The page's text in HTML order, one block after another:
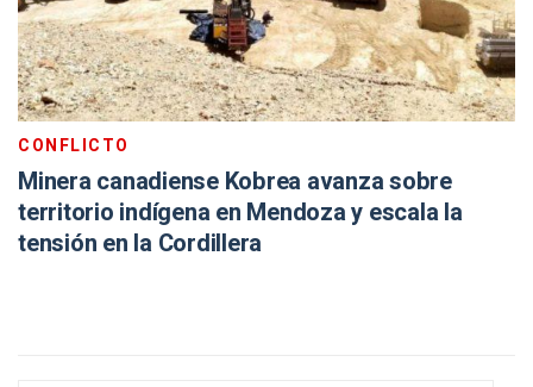
CONFLICTO
Minera canadiense Kobrea avanza sobre
territorio indígena en Mendoza y escala la
tensión en la Cordillera